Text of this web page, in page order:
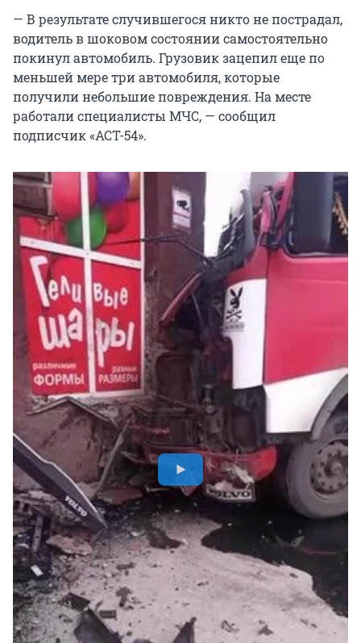
— В результате случившегося никто не пострадал,
водитель в шоковом состоянии самостоятельно
покинул автомобиль. Грузовик зацепил еще по
меньшей мере три автомобиля, которые
получили небольшие повреждения. На месте
работали специалисты МЧС, — сообщил
подписчик «АСТ-54».